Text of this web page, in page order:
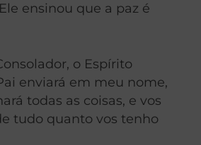
ensinou que a paz é
o Espírito
enviará em meu nome,
todas as coisas, e vos
tudo quanto vos tenho